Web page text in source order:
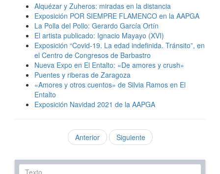
Alquézar y Zuheros: miradas en la distancia
Exposición POR SIEMPRE FLAMENCO en la AAPGA
La Polla del Pollo: Gerardo García Ortín
El artista publicado: Ignacio Mayayo (XVI)
Exposición “Covid-19. La edad indefinida. Tránsito”, en
el Centro de Congresos de Barbastro
Nueva Expo en El Entalto: «De amores y crush»
Puentes y riberas de Zaragoza
«Amores y otros cuentos» de Silvia Ramos en El
Entalto
Exposición Navidad 2021 de la AAPGA
Anterior Siguiente
Texto